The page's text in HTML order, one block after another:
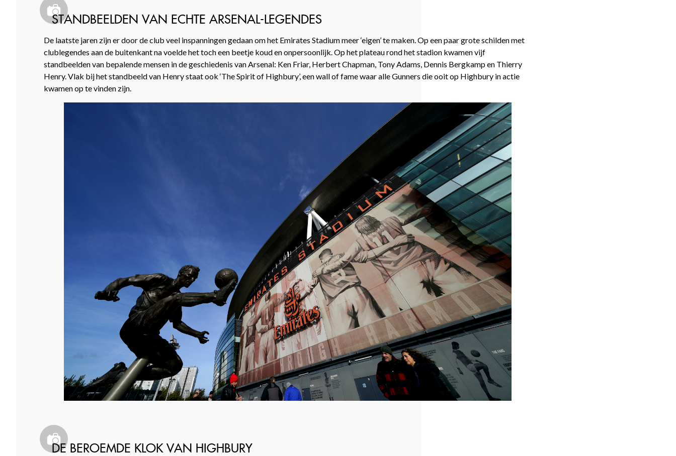
STANDBEELDEN VAN ECHTE ARSENAL-LEGENDES
De laatste jaren zijn er door de club veel inspanningen gedaan om het Emirates Stadium meer ‘eigen’ te maken. Op een paar grote schilden met
clublegendes aan de buitenkant na voelde het toch een beetje koud en onpersoonlijk. Op het plateau rond het stadion kwamen vijf
standbeelden van bepalende mensen in de geschiedenis van Arsenal: Ken Friar, Herbert Chapman, Tony Adams, Dennis Bergkamp en Thierry
Henry. Vlak bij het standbeeld van Henry staat ook ‘The Spirit of Highbury’, een wall of fame waar alle Gunners die ooit op Highbury in actie
kwamen op te vinden zijn.
DE BEROEMDE KLOK VAN HIGHBURY